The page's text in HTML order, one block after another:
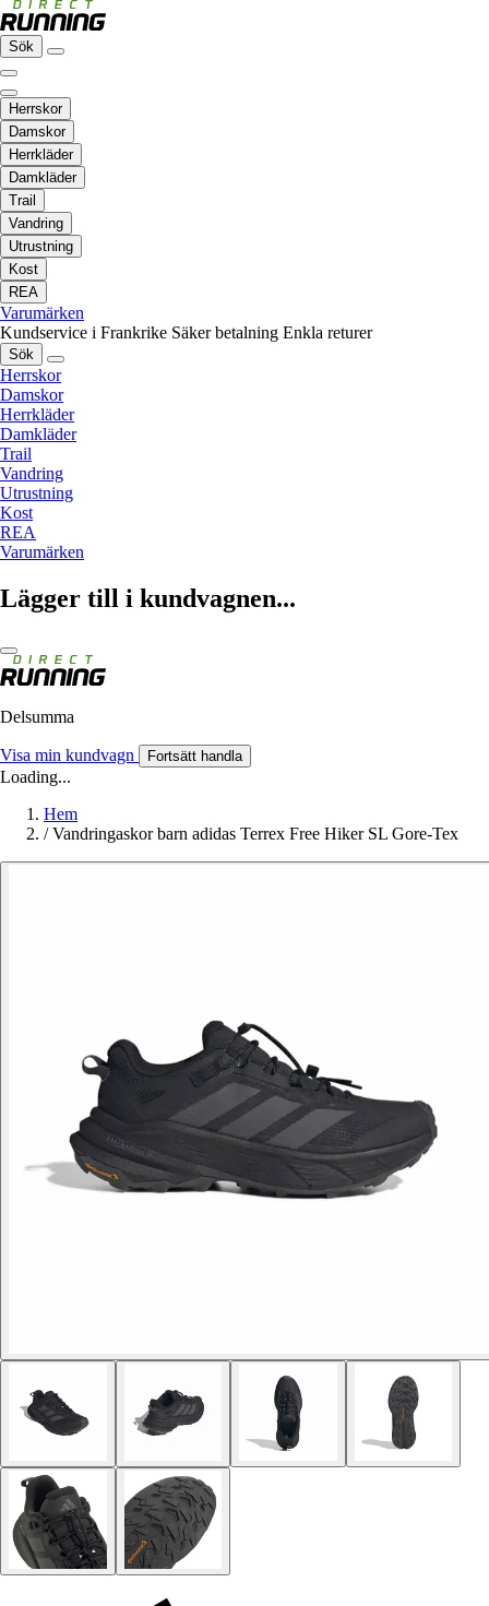
Sök
Herrskor
Damskor
Herrkläder
Damkläder
Trail
Vandring
Utrustning
Kost
REA
Varumärken
Kundservice i Frankrike Säker betalning Enkla returer
Sök
Herrskor
Damskor
Herrkläder
Damkläder
Trail
Vandring
Utrustning
Kost
REA
Varumärken
Lägger till i kundvagnen...
Delsumma
Visa min kundvagn Fortsätt handla
Loading...
Hem
/ Vandringaskor barn adidas Terrex Free Hiker SL Gore-Tex